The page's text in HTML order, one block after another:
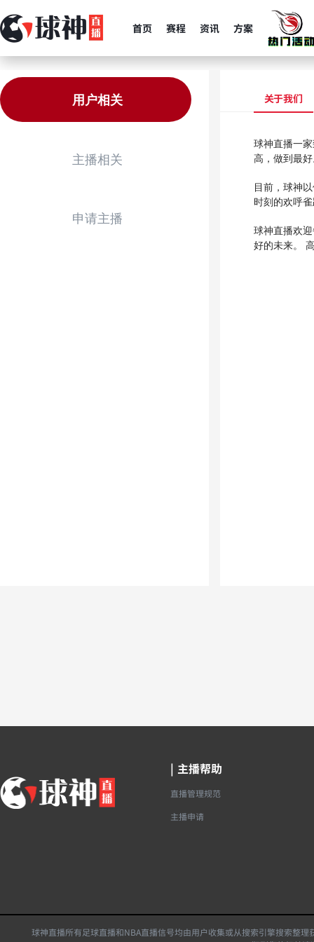
首页 赛程 资讯 方案
用户相关
主播相关
申请主播
关于我们
球神直播一
高，做到最
目前，球神
时刻的欢呼
球神直播欢
好的未来。
| 主播帮助
直播管理规范
主播申请
球神直播所有足球直播和NBA直播信号均由用户收集或从搜索引擎搜索整